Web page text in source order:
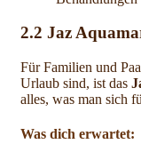
2.2 Jaz
Für Familien und
Urlaub sind, ist das
alles, was man sich
Was dich erwartet: